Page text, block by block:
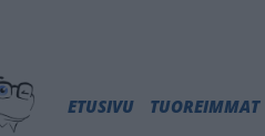
ETUSIVU TUOREIMMAT